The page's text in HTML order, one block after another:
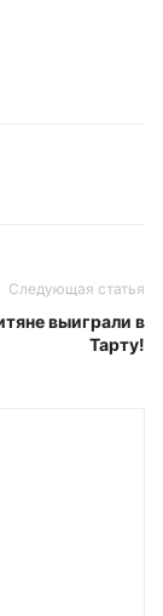
Следующая статья
выиграли в
Тарту!